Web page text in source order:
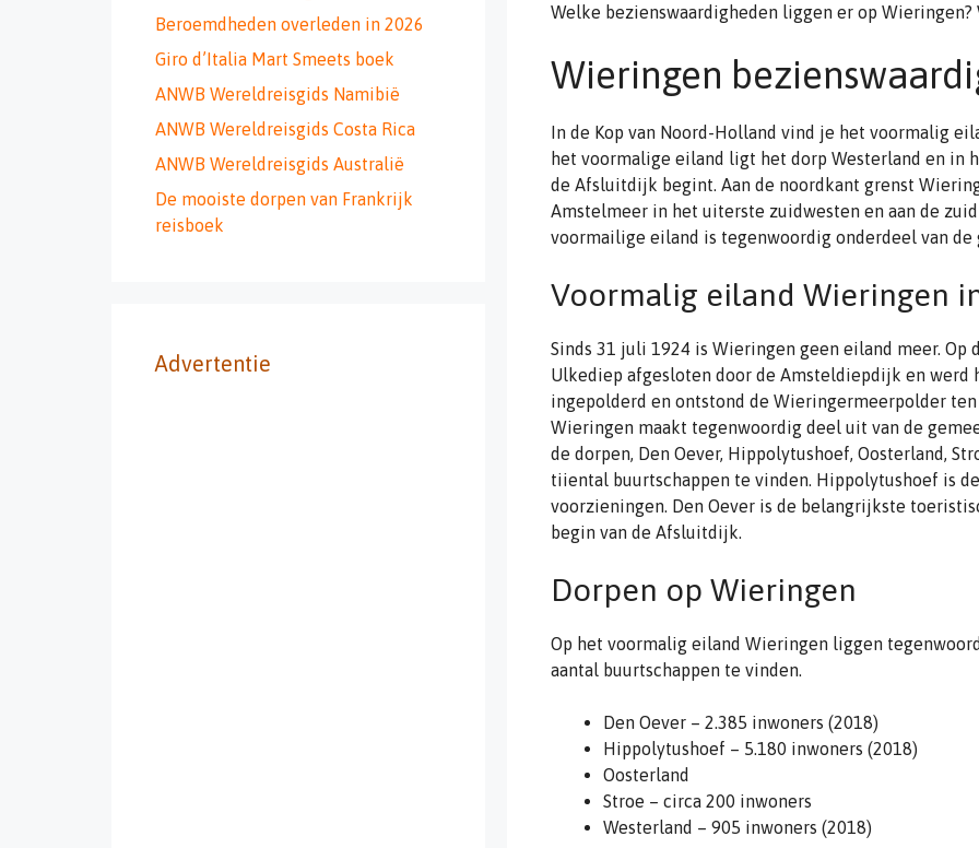
Welke bezienswaardigheden liggen er op
Wieringen
In de Kop van Noord-Holland vind je het voormalig
het voormalige eiland ligt het dorp Westerland en in
de Afsluitdijk begint. Aan de noordkant grenst
Amstelmeer in het uiterste zuidwesten en aan de
voormailige eiland is tegenwoordig onderdeel van
Voormalig eiland Wieringen
Sinds 31 juli 1924 is Wieringen geen eiland meer.
Ulkediep afgesloten door de Amsteldiepdijk en werd
ingepolderd en ontstond de Wieringermeerpolder
Wieringen maakt tegenwoordig deel uit van de
de dorpen, Den Oever, Hippolytushoef, Oosterland,
tiiental buurtschappen te vinden. Hippolytushoef is
voorzieningen. Den Oever is de belangrijkste
begin van de Afsluitdijk.
Dorpen op Wieringen
Op het voormalig eiland Wieringen liggen
aantal buurtschappen te vinden.
Den Oever – 2.385 inwoners (2018)
Hippolytushoef – 5.180 inwoners (2018)
Oosterland
Stroe – circa 200 inwoners
Westerland – 905 inwoners (2018)
Beroemdheden overleden in 2026
Giro d’Italia Mart Smeets boek
ANWB Wereldreisgids Namibië
ANWB Wereldreisgids Costa Rica
ANWB Wereldreisgids Australië
De mooiste dorpen van Frankrijk
reisboek
Advertentie